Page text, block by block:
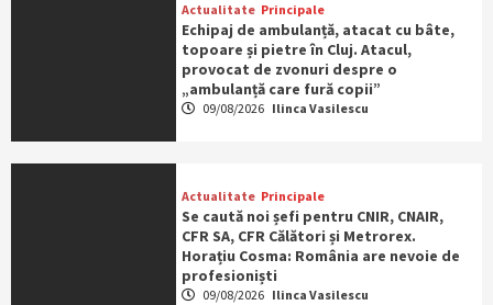
Actualitate Principale
Echipaj de ambulanță, atacat cu bâte,
topoare și pietre în Cluj. Atacul,
provocat de zvonuri despre o
„ambulanță care fură copii”
09/08/2026 Ilinca Vasilescu
Actualitate Principale
Se caută noi șefi pentru CNIR, CNAIR,
CFR SA, CFR Călători și Metrorex.
Horațiu Cosma: România are nevoie de
profesioniști
09/08/2026 Ilinca Vasilescu